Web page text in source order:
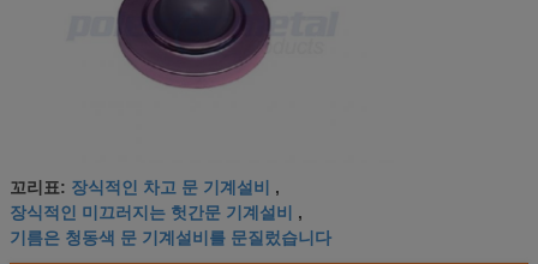
꼬리표: 장식적인 차고 문 기계설비 ,
장식적인 미끄러지는 헛간문 기계설비 ,
기름은 청동색 문 기계설비를 문질렀습니다